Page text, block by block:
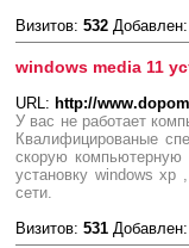
Визитов: 532 Добавлен:
windows media 11
URL: http://
У вас не работает
Квалифицированые
скорую
установку windows xp
сети.
Визитов: 531 Добавлен: